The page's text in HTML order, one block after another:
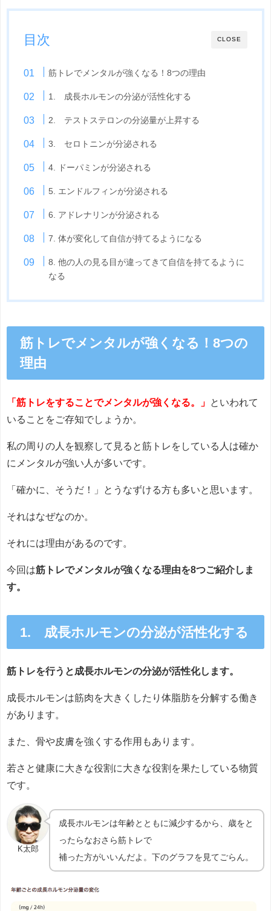
CLOSE
目次
筋トレでメンタルが強くなる！8つの理由
1. 成長ホルモンの分泌が活性化する
2. テストステロンの分泌量が上昇する
3. セロトニンが分泌される
4. ドーパミンが分泌される
5. エンドルフィンが分泌される
6. アドレナリンが分泌される
7. 体が変化して自信が持てるようになる
8. 他の人の見る目が違ってきて自信を持てるように
なる
筋トレでメンタルが強くなる！8つの
理由
「筋トレをすることでメンタルが強くなる。」
といわれて
いることをご存知でしょうか。
私の周りの人を観察して見ると筋トレをしている人は確か
にメンタルが強い人が多いです。
「確かに、そうだ！」とうなずける方も多いと思います。
それはなぜなのか。
それには理由があるのです。
今回は筋トレでメンタルが強くなる理由を8つご紹介しま
す。
1. 成長ホルモンの分泌が活性化する
筋トレを行うと成長ホルモンの分泌が活性化します。
成長ホルモンは筋肉を大きくしたり体脂肪を分解する働き
があります。
また、骨や皮膚を強くする作用もあります。
若さと健康に大きな役割に大きな役割を果たしている物質
です。
K太郎
成長ホルモンは年齢とともに減少するから、歳をと
ったらなおさら筋トレで
補った方がいいんだよ。下のグラフを見てごらん。